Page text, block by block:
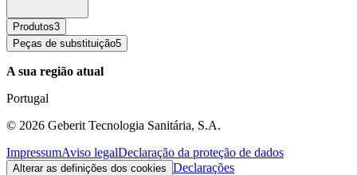
Produtos3
Peças de substituição5
A sua região atual
Portugal
© 2026 Geberit Tecnologia Sanitária, S.A.
ImpressumAviso legalDeclaração da proteção de dados
Alterar as definições dos cookies Declarações